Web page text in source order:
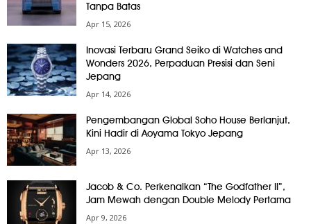
Tanpa Batas
Apr 15, 2026
Inovasi Terbaru Grand Seiko di Watches and
Wonders 2026, Perpaduan Presisi dan Seni
Jepang
Apr 14, 2026
Pengembangan Global Soho House Berlanjut,
Kini Hadir di Aoyama Tokyo Jepang
Apr 13, 2026
Jacob & Co. Perkenalkan “The Godfather II”,
Jam Mewah dengan Double Melody Pertama
Apr 9, 2026